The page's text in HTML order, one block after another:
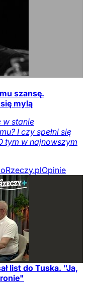
szansę.
mylą
w stanie
I czy spełni się
tym w najnowszym
Opinie
list do Tuska. "Ja,